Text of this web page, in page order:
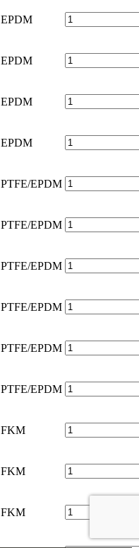
EPDM
EPDM
EPDM
EPDM
PTFE/EPDM
PTFE/EPDM
PTFE/EPDM
PTFE/EPDM
PTFE/EPDM
PTFE/EPDM
FKM
FKM
FKM